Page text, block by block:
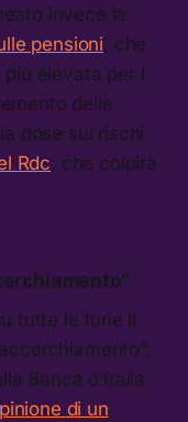
invece la
pensioni, che
più elevata per i
delle
dose sui rischi
Rdc, che colpirà
tutte le furie il
Banca d’Italia
di un